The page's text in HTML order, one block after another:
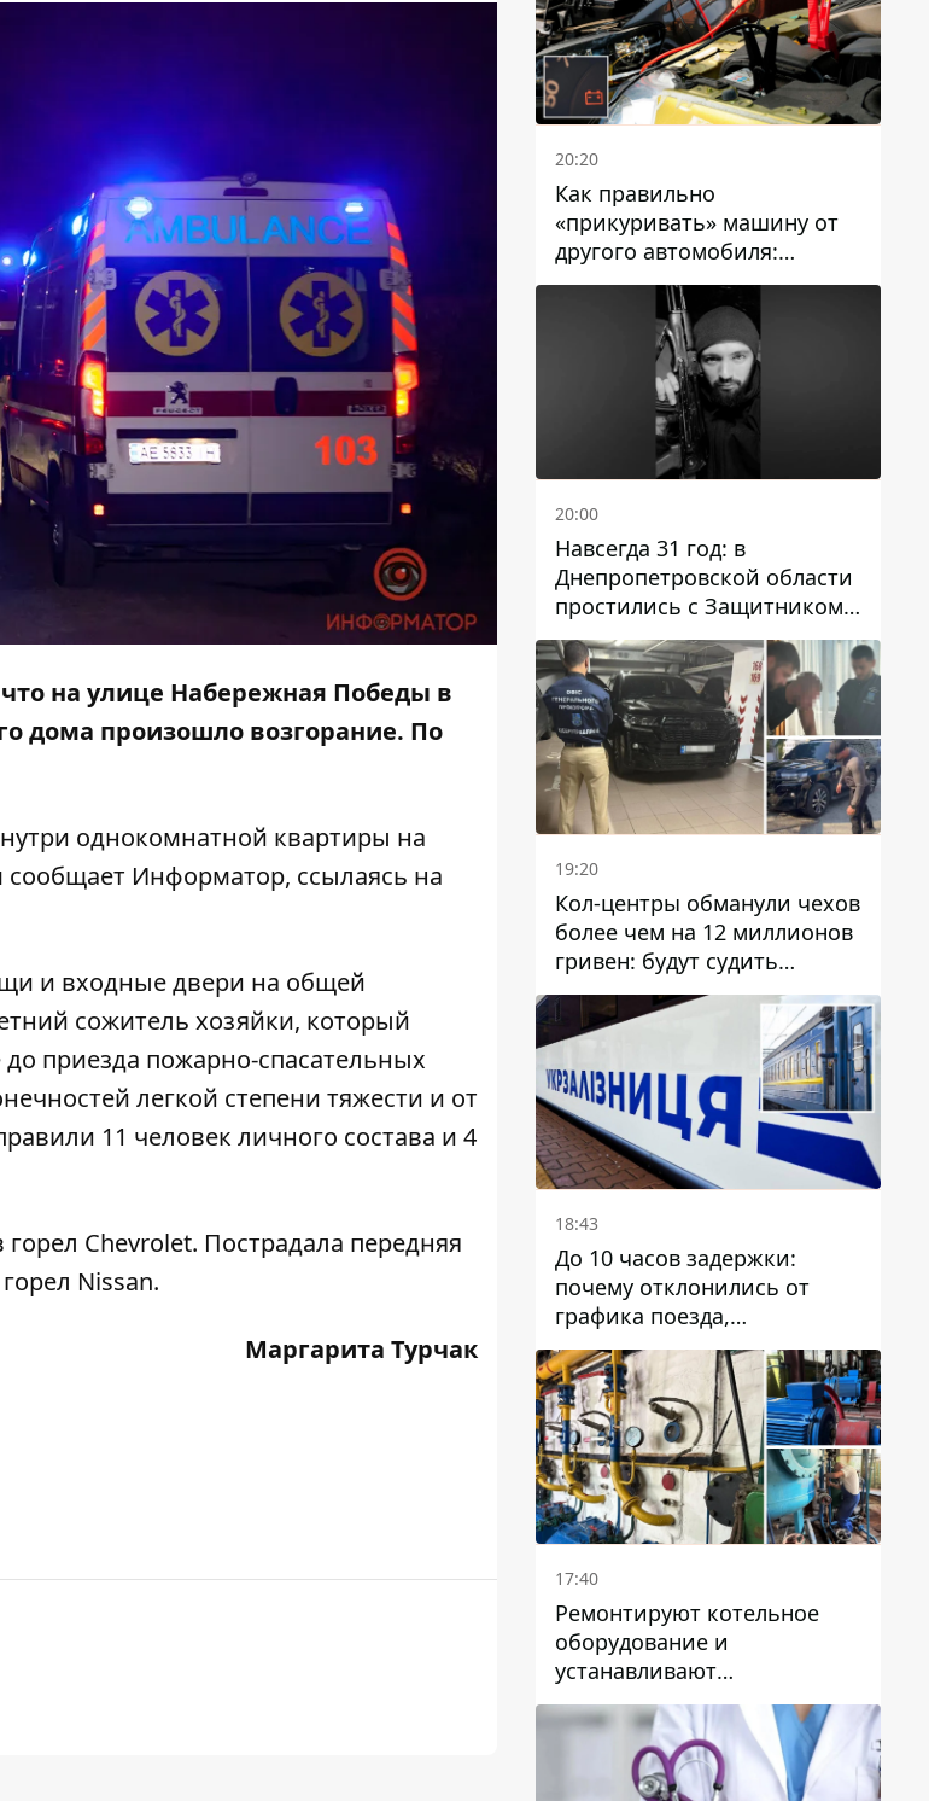
на улице Набережная Победы в
дома произошло возгорание. По
однокомнатной квартиры на
сообщает Информатор, ссылаясь на
и входные двери на общей
сожитель хозяйки, который
приезда пожарно-спасательных
легкой степени тяжести и от
11 человек личного состава и 4
горел Chevrolet. Пострадала передняя
Nissan.
Маргарита Турчак
20:20
Как правильно
«прикуривать» машину от
другого автомобиля:
инструкция для водителей
20:00
Навсегда 31 год: в
Днепропетровской области
простились с Защитником
Александром Репиным
19:20
Кол-центры обманули чехов
более чем на 12 миллионов
гривен: будут судить
днепрянина,
организовавшего
транснациональную
преступную организацию
18:43
До 10 часов задержки:
почему отклонились от
графика поезда,
курсирующие через Днепр
и область
17:40
Ремонтируют котельное
оборудование и
устанавливают
генераторные установки:
как в Днепре готовятся к
отопительному сезону